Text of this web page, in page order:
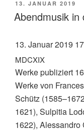
VERÖFFENTLICHT
AM
13. JANUAR 2019
Abendmusik in
13. Januar 2019
MDCXIX
Werke publiziert
Werke von
Schütz
1621), Sulpitia
1622), Alessandro